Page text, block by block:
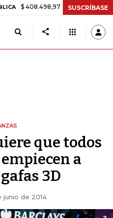
408.498,97 +$ 8.753,81 +2,19%
SUSCRÍBASE
que todos
a
3D
junio de 2014